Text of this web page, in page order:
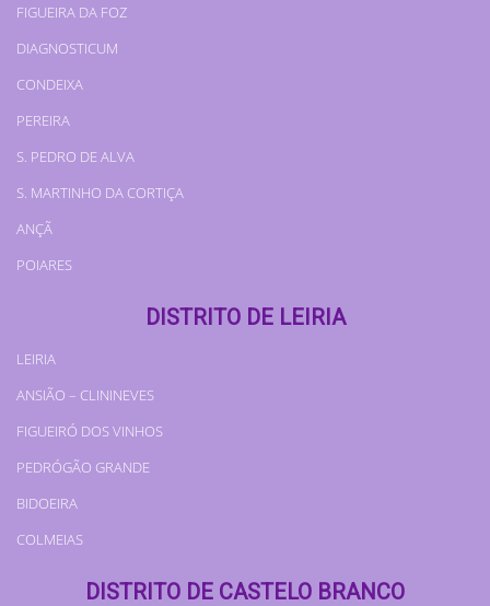
FIGUEIRA DA FOZ
DIAGNOSTICUM
CONDEIXA
PEREIRA
S. PEDRO DE ALVA
S. MARTINHO DA CORTIÇA
ANÇÃ
POIARES
DISTRITO DE LEIRIA
LEIRIA
ANSIÃO – CLININEVES
FIGUEIRÓ DOS VINHOS
PEDRÓGÃO GRANDE
BIDOEIRA
COLMEIAS
DISTRITO DE CASTELO BRANCO